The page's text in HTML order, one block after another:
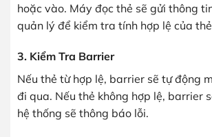
hoặc vào. Máy đọc thẻ sẽ gửi thông
quản lý để kiểm tra tính hợp lệ của
3. Kiểm Tra Barrier
Nếu thẻ từ hợp lệ, barrier sẽ tự động
đi qua. Nếu thẻ không hợp lệ, barrier
hệ thống sẽ thông báo lỗi.